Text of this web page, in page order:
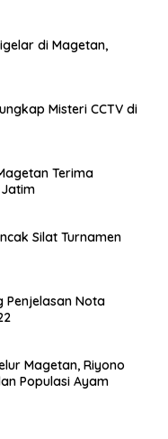
di Magetan,
Misteri CCTV di
Terima
Silat Turnamen
Penjelasan Nota
Magetan, Riyono
Populasi Ayam